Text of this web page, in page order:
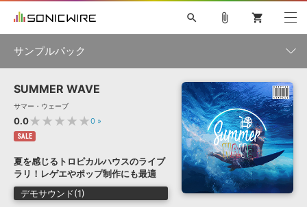
ソフト音源 »
プラグイン・エフェクト »
サンプルパック »
特集 »
製品サポート情報 »
search
初音ミク NT 鏡音リン・レン V4X 巡音ルカ V4X
MEIKO V3
KAITO V3
TOONTRACK
SPITFIRE AUDIO
VIENNA
EZ DRUMMER 3
ライセンスフリーBGM
ボーカル抜き出し
DUBSTEP
ELECTRONICA
EDM TRANCE MUTANT
ROUTER.FM
SONOCA
attach_file shopping_cart
サンプルパック
製品一覧
メーカー
SUMMER WAVE
サマー・ウェーブ
0.0★★★★★0 »
SALE
夏を感じるトロピカルハウスのライブ
ラリ！レゲエやポップ制作にも最適
デモサウンド(1)